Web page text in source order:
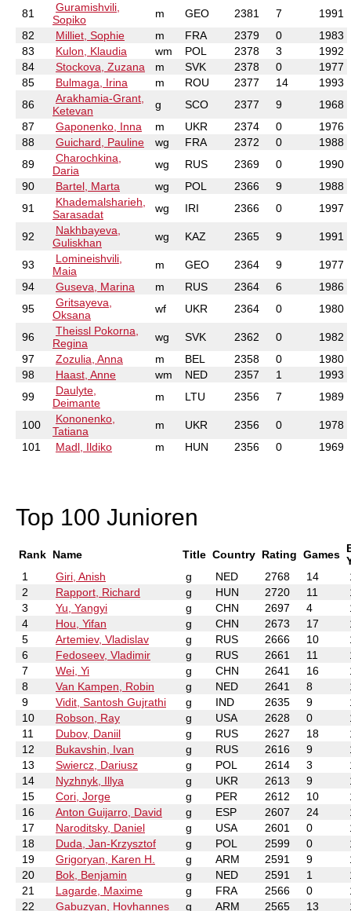
81
Guramishvili,
Sopiko
m GEO 2381 7
1991
82
Milliet, Sophie m FRA 2379 0
1983
83
Kulon, Klaudia wm POL 2378 3
1992
84
Stockova, Zuzana m SVK 2378 0
1977
85
Bulmaga, Irina m ROU 2377 14
1993
86
Arakhamia-Grant,
Ketevan
g SCO 2377 9
1968
87
Gaponenko, Inna m UKR 2374 0
1976
88
Guichard, Pauline wg FRA 2372 0
1988
89
Charochkina,
Daria
wg RUS 2369 0
1990
90
Bartel, Marta wg POL 2366 9
1988
91
Khademalsharieh,
Sarasadat
wg IRI 2366 0 1997
92
Nakhbayeva,
Guliskhan
wg KAZ 2365 9 1991
93
Lomineishvili,
Maia
m GEO 2364 9
1977
94
Guseva, Marina m RUS 2364 6
1986
95
Gritsayeva,
Oksana
wf UKR 2364 0 1980
96
Theissl Pokorna,
Regina
wg SVK 2362 0
1982
97
Zozulia, Anna m BEL 2358 0
1980
98
Haast, Anne wm NED 2357 1
1993
99
Daulyte,
Deimante
m LTU 2356 7 1989
100
Kononenko,
Tatiana
m UKR 2356 0
1978
101
Madl, Ildiko m HUN 2356 0 1969
Top 100 Junioren
Rank Name Title Country Rating Games
1
Giri, Anish g NED 2768 14
2
Rapport, Richard g HUN 2720 11
3
Yu, Yangyi g CHN 2697 4
4
Hou, Yifan g CHN 2673 17
5
Artemiev, Vladislav g RUS 2666 10
6
Fedoseev, Vladimir g RUS 2661 11
7
Wei, Yi g CHN 2641 16
8
Van Kampen, Robin g NED 2641 8
9
Vidit, Santosh Gujrathi g IND 2635 9
10
Robson, Ray g USA 2628 0
11
Dubov, Daniil g RUS 2627 18
12
Bukavshin, Ivan g RUS 2616 9
13
Swiercz, Dariusz g POL 2614 3
14
Nyzhnyk, Illya g UKR 2613 9
15
Cori, Jorge g PER 2612 10
16
Anton Guijarro, David g ESP 2607 24
17
Naroditsky, Daniel g USA 2601 0
18
Duda, Jan-Krzysztof g POL 2599 0
19
Grigoryan, Karen H. g ARM 2591 9
20
Bok, Benjamin g NED 2591 1
21
Lagarde, Maxime g FRA 2566 0
22
Gabuzyan, Hovhannes g ARM 2565 13